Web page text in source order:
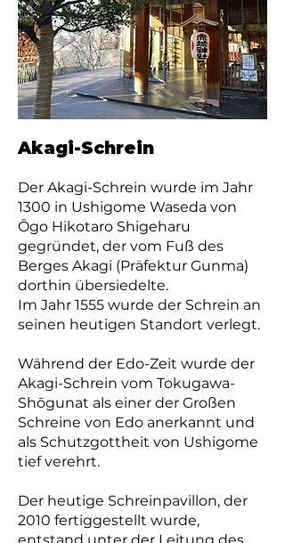
Akagi-Schrein
Der Akagi-Schrein wurde im Jahr
1300 in Ushigome Waseda von
Ōgo Hikotaro Shigeharu
gegründet, der vom Fuß des
Berges Akagi (Präfektur Gunma)
dorthin übersiedelte.
Im Jahr 1555 wurde der Schrein an
seinen heutigen Standort verlegt.
Während der Edo-Zeit wurde der
Akagi-Schrein vom Tokugawa-
Shōgunat als einer der Großen
Schreine von Edo anerkannt und
als Schutzgottheit von Ushigome
tief verehrt.
Der heutige Schreinpavillon, der
2010 fertiggestellt wurde,